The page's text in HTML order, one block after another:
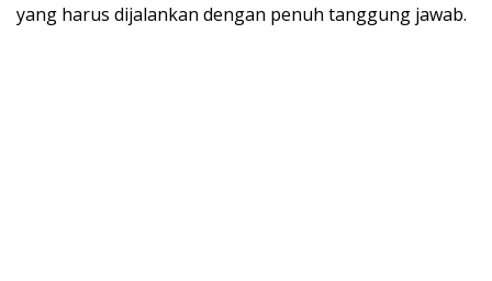
yang harus dijalankan dengan penuh tanggung jawab.